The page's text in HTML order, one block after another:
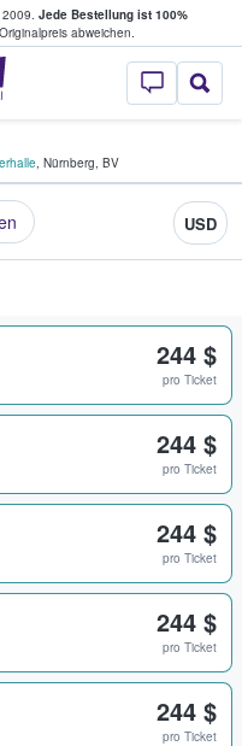
Jede Bestellung ist 100%
abweichen.
StubHub - Wo
, Nürnberg, BV
USD
244 $
pro Ticket
244 $
pro Ticket
244 $
pro Ticket
244 $
pro Ticket
244 $
pro Ticket